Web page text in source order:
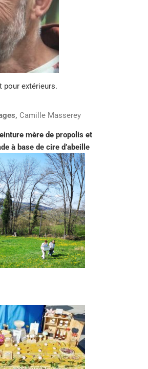
pour extérieurs.
Camille Masserey
mère de propolis et
à base de cire d’abeille